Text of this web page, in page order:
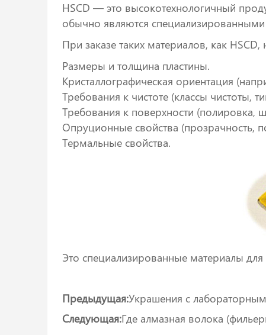
HSCD — это высокотехнологичный
обычно являются
При заказе таких материалов, как
Размеры и толщина пластины.
Кристаллографическая ориентация
Требования к чистоте (классы чистоты,
Требования к поверхности (полировка,
Опруционные свойства (прозрачность,
Термальные свойства.
Это специализированные материалы
Предыдущая:Украшения с
Следующая:Где алмазная волока